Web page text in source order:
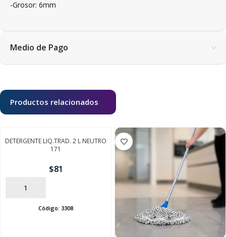
-Grosor: 6mm
Medio de Pago
Productos relacionados
DETERGENTE LIQ.TRAD. 2 L NEUTRO
171
$81
AÑADIR
Código: 3308